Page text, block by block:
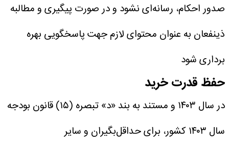
صدور احکام، رسانه‌ای نشود و در صورت پیگیری و مطالبه
ذینفعان به عنوان محتوای لازم جهت پاسخگویی بهره
برداری شود
حفظ قدرت خرید
در سال ۱۴۰۳ و مستند به بند «د» تبصره (۱۵) قانون بودجه
سال ۱۴۰۳ کشور، برای حداقل‌بگیران و سایر